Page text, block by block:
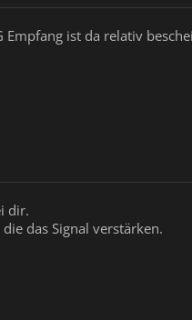
ist da relativ
dir.
das Signal verstärken.